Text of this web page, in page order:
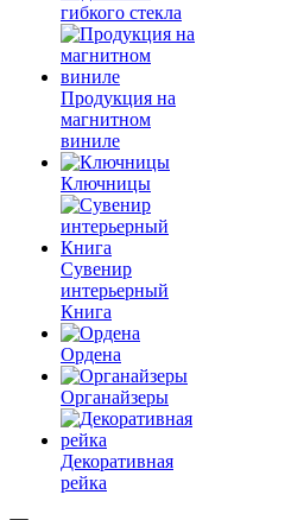
гибкого стекла
Продукция на
магнитном
виниле
Ключницы
Сувенир
интерьерный
Книга
Ордена
Органайзеры
Декоративная
рейка